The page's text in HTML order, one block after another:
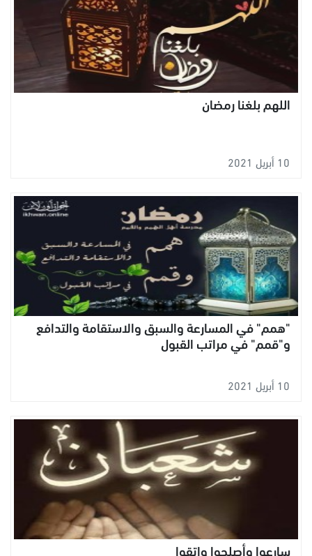
اللهم بلغنا رمضان
10 أبريل 2021
"همم" في المسارعة والسبق والاستقامة والتدافع
و"قمم" في مراتب القبول
10 أبريل 2021
سارعوا وأصلحوا واتقوا